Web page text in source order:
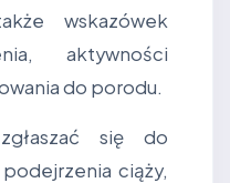
wskazówek
aktywności
do porodu.
się do
ciąży,